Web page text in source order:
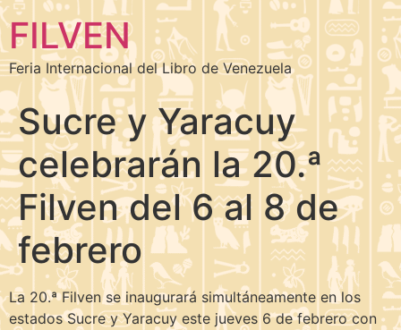
FILVEN
Feria Internacional del Libro de Venezuela
Sucre y Yaracuy
celebrarán la 20.ª
Filven del 6 al 8 de
febrero
La 20.ª Filven se inaugurará simultáneamente en los
estados Sucre y Yaracuy este jueves 6 de febrero con